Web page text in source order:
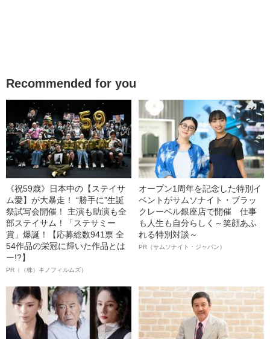
Recommended for you
《祝59歳》日本中の【ステイサ
ム愛】が大暴走！ “勝手に”生誕
祭試写会開催！ 主演も助演も全
部ステイサム！「ステサミー
賞」爆誕！【応募総数941票 全
54作品の栄冠に輝いた作品とは
ー!?】
PR（（株）キノフィルムズ）
オープン1周年を記念した特別イ
ベントがサムソナイト・ブラッ
クレーベル銀座店で開催 仕事
も人生も自分らしく～笑顔あふ
れる特別対談～
PR（サムソナイト・ジャパン）